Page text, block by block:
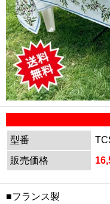
型番
販売価格
■フランス製